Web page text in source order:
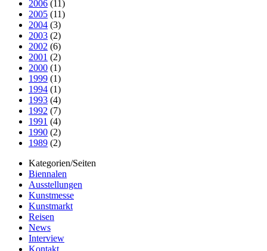
2006 (11)
2005 (11)
2004 (3)
2003 (2)
2002 (6)
2001 (2)
2000 (1)
1999 (1)
1994 (1)
1993 (4)
1992 (7)
1991 (4)
1990 (2)
1989 (2)
Kategorien/Seiten
Biennalen
Ausstellungen
Kunstmesse
Kunstmarkt
Reisen
News
Interview